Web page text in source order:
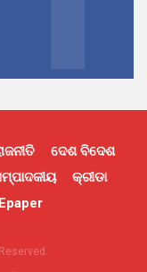
ଦେଶ ବିଦେଶ
କ୍ରୀଡା
Epaper